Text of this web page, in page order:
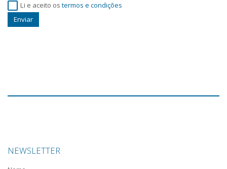
Li e aceito os termos e condições
Enviar
NEWSLETTER